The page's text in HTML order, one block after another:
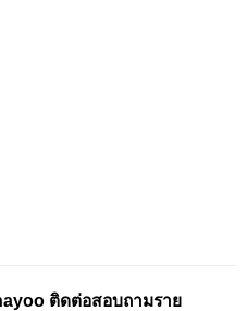
ติดต่อสอบถามราย